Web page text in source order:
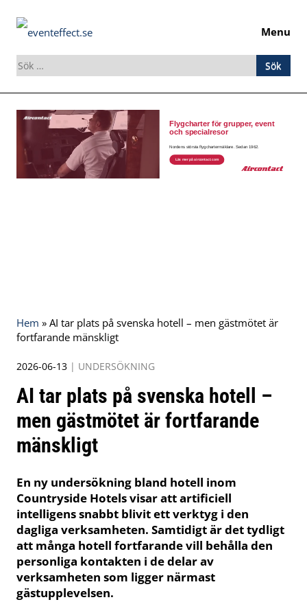
Menu
Sök
efter:
Skip
content
Hem » AI tar plats på svenska hotell – men gästmötet är
fortfarande mänskligt
2026-06-13 | UNDERSÖKNING
AI tar plats på svenska hotell –
men gästmötet är fortfarande
mänskligt
En ny undersökning bland hotell inom
Countryside Hotels visar att artificiell
intelligens snabbt blivit ett verktyg i den
dagliga verksamheten. Samtidigt är det tydligt
att många hotell fortfarande vill behålla den
personliga kontakten i de delar av
verksamheten som ligger närmast
gästupplevelsen.